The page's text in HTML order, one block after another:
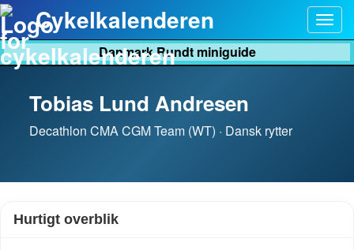
Cykelkalenderen
Danmark Rundt miniguide
Tobias Lund Andresen
Decathlon CMA CGM Team (WT) · Dansk rytter
Hurtigt overblik